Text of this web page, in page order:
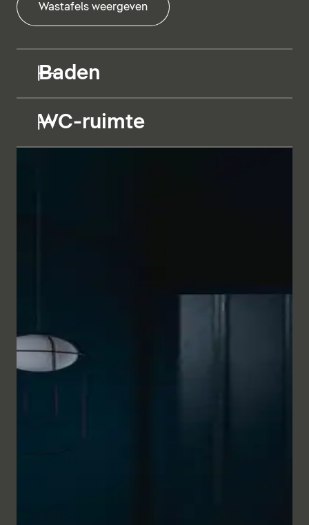
Wastafels weergeven
Baden
WC-ruimte